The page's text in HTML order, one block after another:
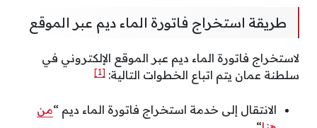
طريقة استخراج فاتورة الماء ديم عبر الموقع
لاستخراج فاتورة الماء ديم عبر الموقع الإلكتروني في
سلطنة عمان يتم اتباع الخطوات التالية: [1]
الانتقال إلى خدمة استخراج فاتورة الماء ديم “من